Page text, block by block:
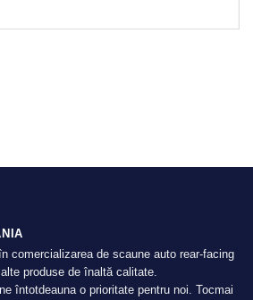
comercializarea de scaune auto rear-facing
produse de înaltă calitate.
întotdeauna o prioritate pentru noi. Tocmai